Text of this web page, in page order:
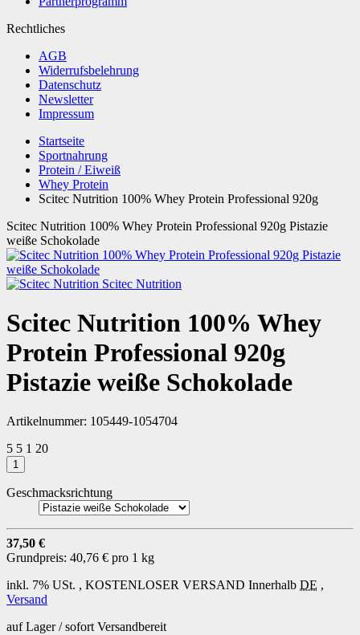
Rechtliches
AGB
Widerrufsbelehrung
Datenschutz
Newsletter
Impressum
Startseite
Sportnahrung
Protein / Eiweiß
Whey Protein
Scitec Nutrition 100% Whey Protein Professional 920g
Scitec Nutrition 100% Whey Protein Professional 920g Pistazie
weiße Schokolade
Scitec Nutrition
Scitec Nutrition 100% Whey
Protein Professional 920g
Pistazie weiße Schokolade
Artikelnummer: 105449-1054704
5 5 1 20
Geschmacksrichtung
37,50 €
Grundpreis: 40,76 € pro 1 kg
inkl. 7% USt. , KOSTENLOSER VERSAND Innerhalb DE ,
Versand
auf Lager / sofort Versandbereit